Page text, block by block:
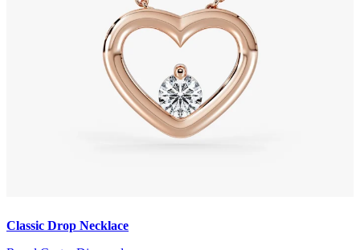
Classic Drop Necklace